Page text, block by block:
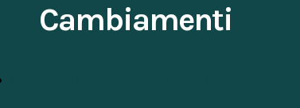
Cambiamenti